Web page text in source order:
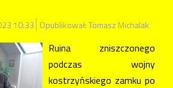
10:33 Opublikował: Tomasz Michalak
Ruina zniszczonego
podczas wojny
kostrzyńskiego zamku po